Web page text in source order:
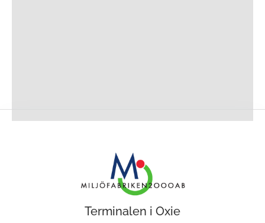
Terminalen i Oxie